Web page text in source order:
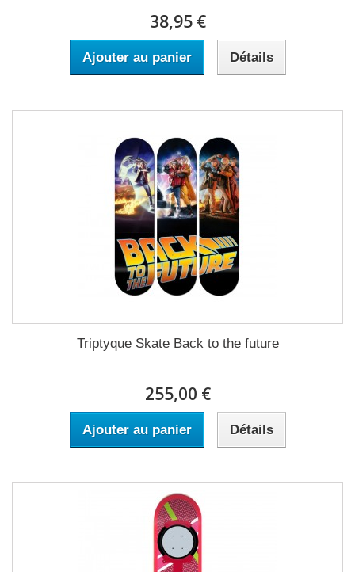
38,95 €
Ajouter au panier Détails
Triptyque Skate Back to the future
255,00 €
Ajouter au panier Détails